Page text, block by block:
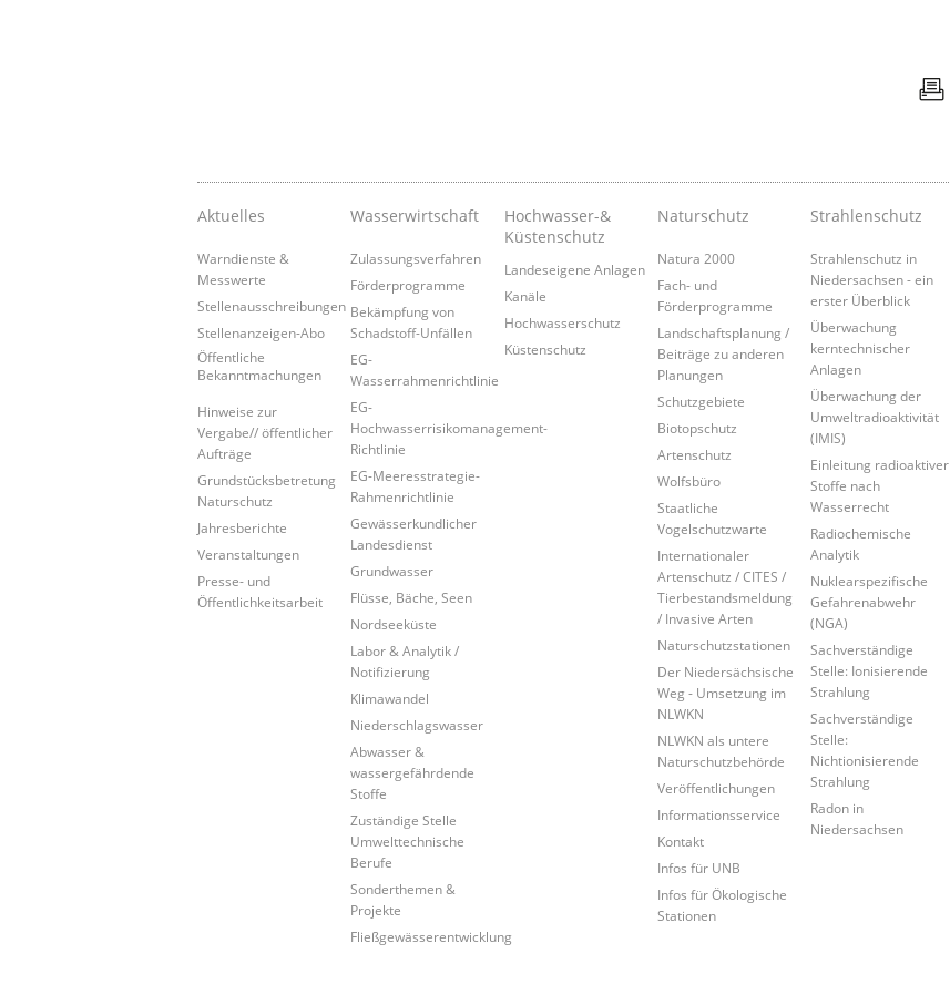
Aktuelles
Warndienste &
Messwerte
Stellenausschreibungen
Stellenanzeigen-Abo
Öffentliche
Bekanntmachungen
Hinweise zur
Vergabe// öffentlicher
Aufträge
Grundstücksbetretung
Naturschutz
Jahresberichte
Veranstaltungen
Presse- und
Öffentlichkeitsarbeit
Wasserwirtschaft
Zulassungsverfahren
Förderprogramme
Bekämpfung von
Schadstoff-Unfällen
EG-
Wasserrahmenrichtlinie
EG-
Hochwasserrisikomanagement-
Richtlinie
EG-Meeresstrategie-
Rahmenrichtlinie
Gewässerkundlicher
Landesdienst
Grundwasser
Flüsse, Bäche, Seen
Nordseeküste
Labor & Analytik /
Notifizierung
Klimawandel
Niederschlagswasser
Abwasser &
wassergefährdende
Stoffe
Zuständige Stelle
Umwelttechnische
Berufe
Sonderthemen &
Projekte
Fließgewässerentwicklung
Hochwasser-&
Küstenschutz
Landeseigene Anlagen
Kanäle
Hochwasserschutz
Küstenschutz
Naturschutz
Natura 2000
Fach- und
Förderprogramme
Landschaftsplanung /
Beiträge zu anderen
Planungen
Schutzgebiete
Biotopschutz
Artenschutz
Wolfsbüro
Staatliche
Vogelschutzwarte
Internationaler
Artenschutz / CITES /
Tierbestandsmeldung
/ Invasive Arten
Naturschutzstationen
Der Niedersächsische
Weg - Umsetzung im
NLWKN
NLWKN als untere
Naturschutzbehörde
Veröffentlichungen
Informationsservice
Kontakt
Infos für UNB
Infos für Ökologische
Stationen
Strahlenschutz
Strahlenschutz in
Niedersachsen - ein
erster Überblick
Überwachung
kerntechnischer
Anlagen
Überwachung der
Umweltradioaktivität
(IMIS)
Einleitung radioaktiver
Stoffe nach
Wasserrecht
Radiochemische
Analytik
Nuklearspezifische
Gefahrenabwehr
(NGA)
Sachverständige
Stelle: Ionisierende
Strahlung
Sachverständige
Stelle:
Nichtionisierende
Strahlung
Radon in
Niedersachsen